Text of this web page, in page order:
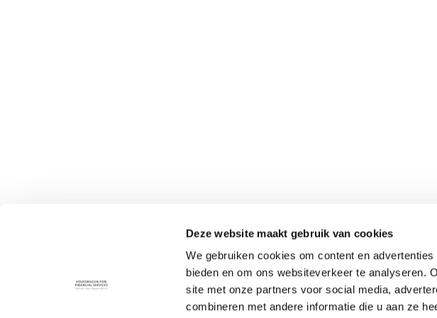
Deze website maakt gebruik van cookies
We gebruiken cookies om content en
bieden en om ons websiteverkeer te analyseren.
site met onze partners voor social media,
combineren met andere informatie die u aan ze